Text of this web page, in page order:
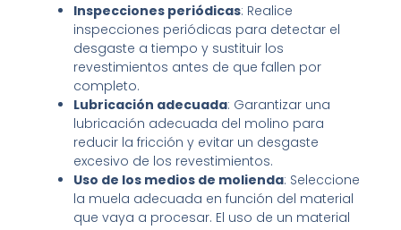
Inspecciones periódicas: Realice
inspecciones periódicas para detectar el
desgaste a tiempo y sustituir los
revestimientos antes de que fallen por
completo.
Lubricación adecuada: Garantizar una
lubricación adecuada del molino para
reducir la fricción y evitar un desgaste
excesivo de los revestimientos.
Uso de los medios de molienda: Seleccione
la muela adecuada en función del material
que vaya a procesar. El uso de un material